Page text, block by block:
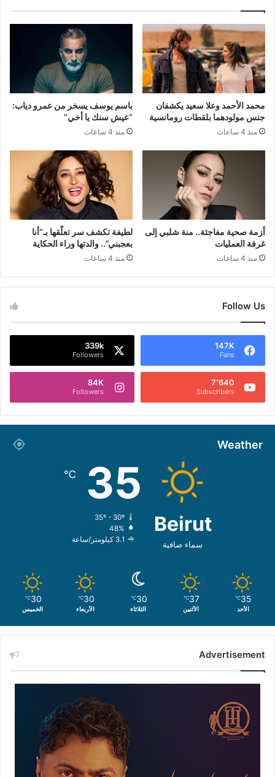
محمد الأحمد وعلا سعيد يكشفان
جنس مولودهما بلقطات رومانسية
منذ 4 ساعات
باسم يوسف يسخر من عمرو دياب:
“عيش سنك يا أخي”
منذ 4 ساعات
أزمة صحية مفاجئة.. منة شلبي إلى
غرفة العمليات
منذ 4 ساعات
لطيفة تكشف سر تعلّقها بـ”أنا
بعجبني”.. والدتها وراء الحكاية
منذ 4 ساعات
Follow Us
147K
Fans
339k
Followers
7٬640
Subscribers
84K
Followers
Weather
Beirut
سماء صافية
35
℃
35º - 30º
48%
3.1 كيلومتر/ساعة
35
℃
الأحد
37
℃
الأثنين
30
℃
الثلاثاء
30
℃
الأربعاء
30
℃
الخميس
Advertisement